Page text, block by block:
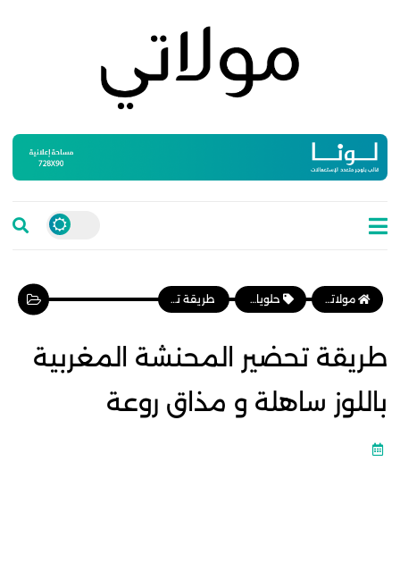
مولاتي موقع نسائي مغربي يهتم بالمرأة المغربية، وأخبار الأسرة و المجتمع حلويات مغربية طريقة تحضير المحنشة المغربية باللوز ساهلة و مذاق روعة
طريقة تحضير المحنشة المغربية
باللوز ساهلة و مذاق روعة